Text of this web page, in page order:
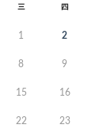
三 四
1 2
8 9
15 16
22 23